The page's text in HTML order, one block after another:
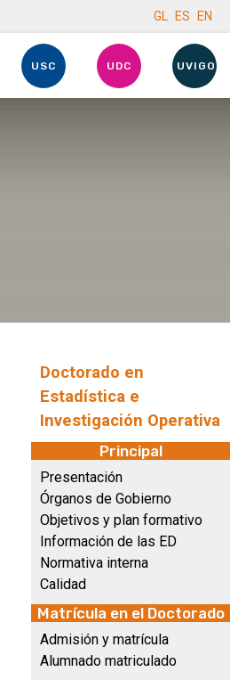
GL ES EN
USC UDC UVIGO
Doctorado en
Estadística e
Investigación Operativa
Principal
Presentación
Órganos de Gobierno
Objetivos y plan formativo
Información de las ED
Normativa interna
Calidad
Matrícula en el Doctorado
Admisión y matrícula
Alumnado matriculado